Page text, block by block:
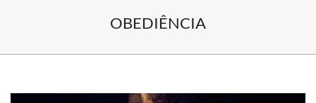
OBEDIÊNCIA